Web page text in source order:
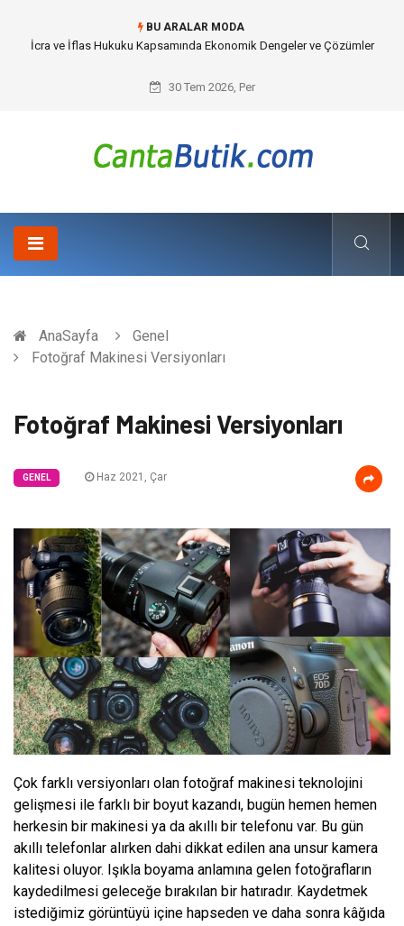
BU ARALAR MODA
Cybersecurity Solutions (Siber Güvenlik Çözümleri) ve Dijital Altyapıda
30 Tem 2026, Per
AnaSayfa
Genel
Fotoğraf Makinesi Versiyonları
Fotoğraf Makinesi Versiyonları
GENEL Haz 2021, Çar
Çok farklı versiyonları olan fotoğraf makinesi teknolojini
gelişmesi ile farklı bir boyut kazandı, bugün hemen hemen
herkesin bir makinesi ya da akıllı bir telefonu var. Bu gün
akıllı telefonlar alırken dahi dikkat edilen ana unsur kamera
kalitesi oluyor. Işıkla boyama anlamına gelen fotoğrafların
kaydedilmesi geleceğe bırakılan bir hatıradır. Kaydetmek
istediğimiz görüntüyü içine hapseden ve daha sonra kâğıda